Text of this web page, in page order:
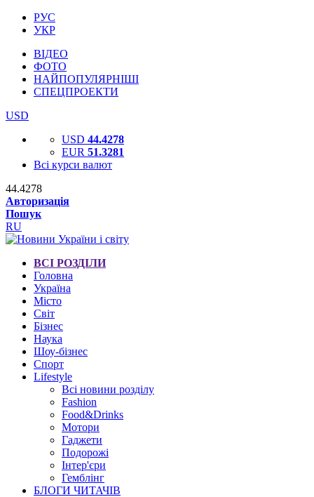
РУС
УКР
ВІДЕО
ФОТО
НАЙПОПУЛЯРНІШІ
СПЕЦПРОЕКТИ
USD
USD 44.4278
EUR 51.3281
Всі курси валют
44.4278
Авторизація
Пошук
RU
ВСІ РОЗДІЛИ
Головна
Україна
Місто
Світ
Бізнес
Наука
Шоу-бізнес
Спорт
Lifestyle
Всі новини розділу
Fashion
Food&Drinks
Мотори
Гаджети
Подорожі
Інтер'єри
Гемблінг
БЛОГИ ЧИТАЧІВ